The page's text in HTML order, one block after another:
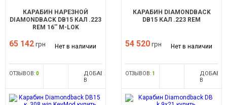
КАРАБИН НАРЕЗНОЙ
DIAMONDBACK DB15 КАЛ .223
REM 16'' M-LOK
65 142 грн Нет в наличии
ОТЗЫВОВ:0
ДОБАВИТЬ
В
КАРАБИН DIAMONDBACK
DB15 КАЛ .223 REM
54 520 грн Нет в наличии
ОТЗЫВОВ: 1
В